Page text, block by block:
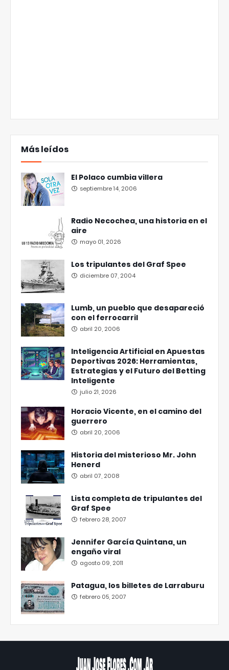
Más leídos
El Polaco cumbia villera
septiembre 14, 2006
Radio Necochea, una historia en el
aire
mayo 01, 2026
Los tripulantes del Graf Spee
diciembre 07, 2004
Lumb, un pueblo que desapareció
con el ferrocarril
abril 20, 2006
Inteligencia Artificial en Apuestas
Deportivas 2026: Herramientas,
Estrategias y el Futuro del Betting
Inteligente
julio 21, 2026
Horacio Vicente, en el camino del
guerrero
abril 20, 2006
Historia del misterioso Mr. John
Henerd
abril 07, 2008
Lista completa de tripulantes del
Graf Spee
febrero 28, 2007
Jennifer García Quintana, un
engaño viral
agosto 09, 2011
Patagua, los billetes de Larraburu
febrero 05, 2007